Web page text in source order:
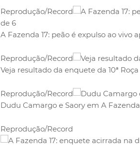
Reprodução/Record
de 6
A Fazenda 17: peão é expulso ao vivo
Reprodução/Record
Veja resultado da enquete da 10ª Roça
Reprodução/Record
Dudu Camargo e Saory em A Fazenda
Reprodução/Record